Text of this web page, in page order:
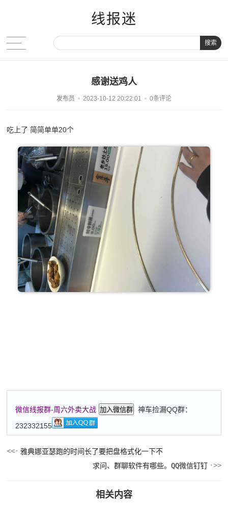
线报迷
搜索
感谢送鸡人
发布员 2023-10-12 20:22:01 0条评论
吃上了 简简单单20个
微信线报群-周六外卖大战 加入微信群
神车捡漏QQ群：
232332155
雅典娜亚瑟跑的时间长了要把盘格式化一下不
求问、群聊软件有哪些。QQ微信钉钉
相关内容